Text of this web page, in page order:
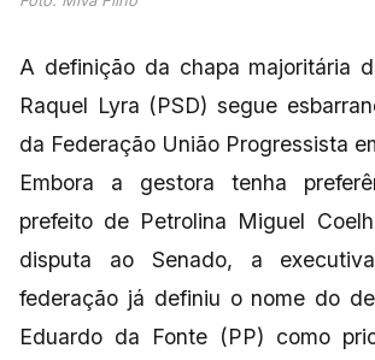
A definição da chapa majoritária
Raquel Lyra (PSD) segue
da Federação União Progressista
Embora a gestora tenha
prefeito de Petrolina Miguel
disputa ao Senado, a
federação já definiu o nome do
Eduardo da Fonte (PP) como